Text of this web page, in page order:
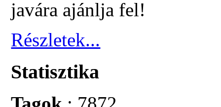
javára ajánlja fel!
Részletek...
Statisztika